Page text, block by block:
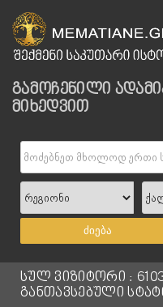
გამოჩენილი
მიხედვით
ძიება
სულ ვიზიტორი :
განთავსებული